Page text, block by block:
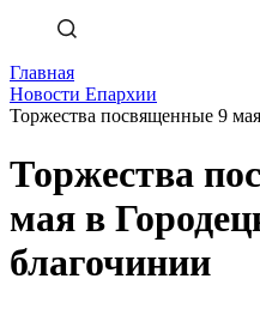
Главная
Новости Епархии
Торжества посвященные 9
Торжества
мая в
благочинии